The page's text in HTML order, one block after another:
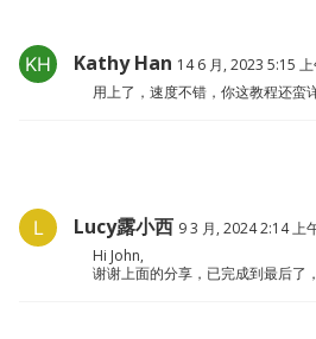
Kathy Han 14 6 月, 2023 5:15
用上了，速度不错，你这教程还蛮
Lucy露小西 9 3 月, 2024 2:14 上
Hi John,
谢谢上面的分享，已完成到最后了